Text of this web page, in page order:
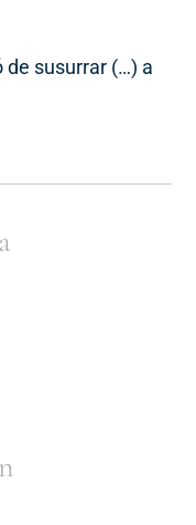
de susurrar (…) a